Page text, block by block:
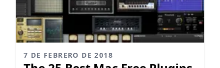
7 DE FEBRERO DE 2018